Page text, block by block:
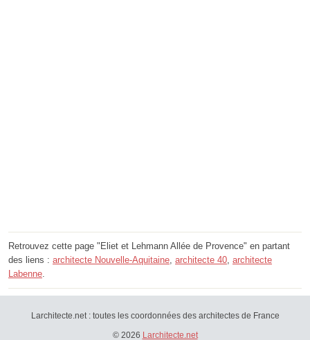
Retrouvez cette page "Eliet et Lehmann Allée de Provence" en partant
des liens : architecte Nouvelle-Aquitaine, architecte 40, architecte
Labenne.
Larchitecte.net : toutes les coordonnées des architectes de France
© 2026 Larchitecte.net